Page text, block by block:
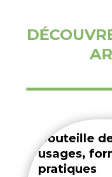
Bouteille
usages,
pratiques